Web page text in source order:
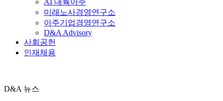
AI 대륙아주
미래노사경영연구소
아주기업경영연구소
D&A Advisory
사회공헌
인재채용
D&A 뉴스